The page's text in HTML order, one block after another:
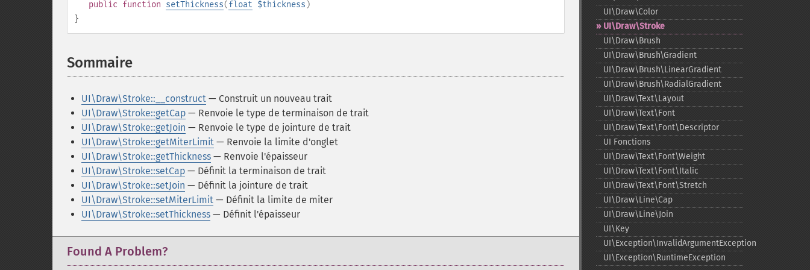
public function setThickness(float $thickness )
}
Sommaire
UI\Draw\Stroke::__construct — Construit un nouveau trait
UI\Draw\Stroke::getCap — Renvoie le type de terminaison de trait
UI\Draw\Stroke::getJoin — Renvoie le type de jointure de trait
UI\Draw\Stroke::getMiterLimit — Renvoie la limite d'onglet
UI\Draw\Stroke::getThickness — Renvoie l'épaisseur
UI\Draw\Stroke::setCap — Définit la terminaison de trait
UI\Draw\Stroke::setJoin — Définit la jointure de trait
UI\Draw\Stroke::setMiterLimit — Définit la limite de miter
UI\Draw\Stroke::setThickness — Définit l'épaisseur
Found A Problem?
UI\Draw\Color
UI\Draw\Stroke
UI\Draw\Brush
UI\Draw\Brush\Gradient
UI\Draw\Brush\LinearGradient
UI\Draw\Brush\RadialGradient
UI\Draw\Text\Layout
UI\Draw\Text\Font
UI\Draw\Text\Font\Descriptor
UI Fonctions
UI\Draw\Text\Font\Weight
UI\Draw\Text\Font\Italic
UI\Draw\Text\Font\Stretch
UI\Draw\Line\Cap
UI\Draw\Line\Join
UI\Key
UI\Exception\InvalidArgumentException
UI\Exception\RuntimeException